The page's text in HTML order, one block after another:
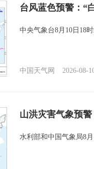
台风蓝色预警：“
中央气象台8月10日18
中国天气网 2026-08-
山洪灾害气象预
水利部和中国气象局8